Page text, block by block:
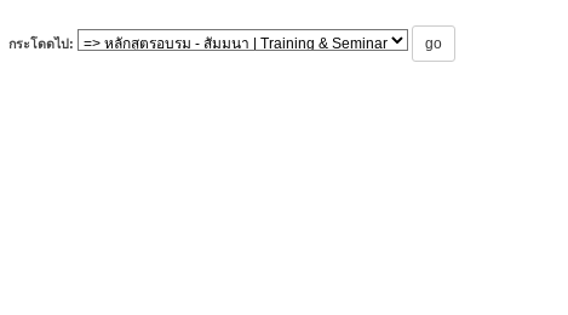
กระโดดไป: